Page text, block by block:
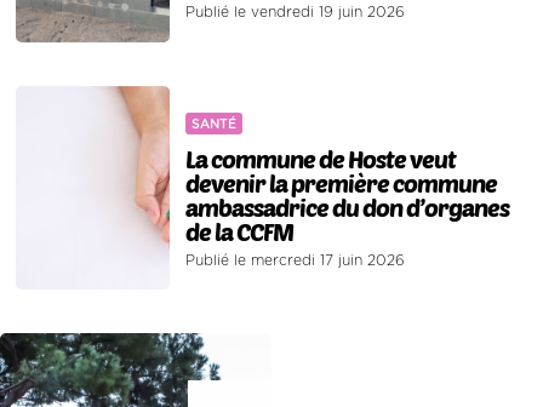
Publié le vendredi 19 juin 2026
SANTÉ
La commune de Hoste veut
devenir la première commune
ambassadrice du don d’organes
de la CCFM
Publié le mercredi 17 juin 2026